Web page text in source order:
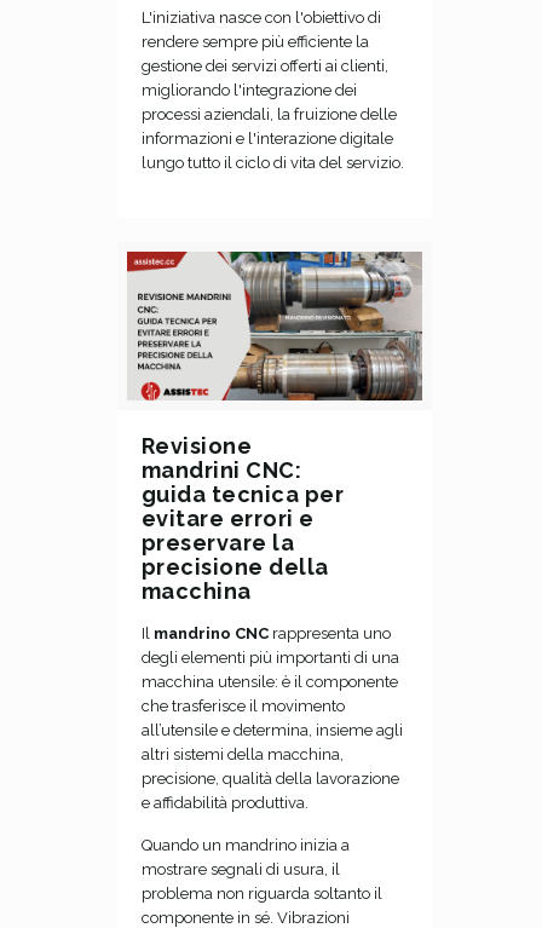
L'iniziativa nasce con l'obiettivo di
rendere sempre più efficiente la
gestione dei servizi offerti ai clienti,
migliorando l'integrazione dei
processi aziendali, la fruizione delle
informazioni e l'interazione digitale
lungo tutto il ciclo di vita del servizio.
Revisione
mandrini CNC:
guida tecnica per
evitare errori e
preservare la
precisione della
macchina
Il mandrino CNCrappresenta uno
degli elementi più importanti di una
macchina utensile: è il componente
che trasferisce il movimento
all’utensile e determina, insieme agli
altri sistemi della macchina,
precisione, qualità della lavorazione
e affidabilità produttiva.
Quando un mandrino inizia a
mostrare segnali di usura, il
problema non riguarda soltanto il
componente in sé. Vibrazioni